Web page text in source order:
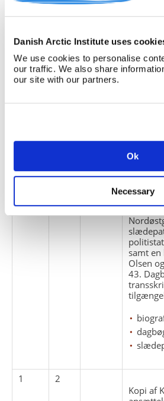
Danish Arctic Institute uses
We use cookies to personalise
our traffic. We also share
our site with our partners.
Ok
Necessary
Relaterede
Emneord:
Anden
dagbøger
Pakke
nr.
Løbe
nr.
Enheds
nr.
Titel
Dagbog
samt
Olsen
43.
1
2
Kopi af